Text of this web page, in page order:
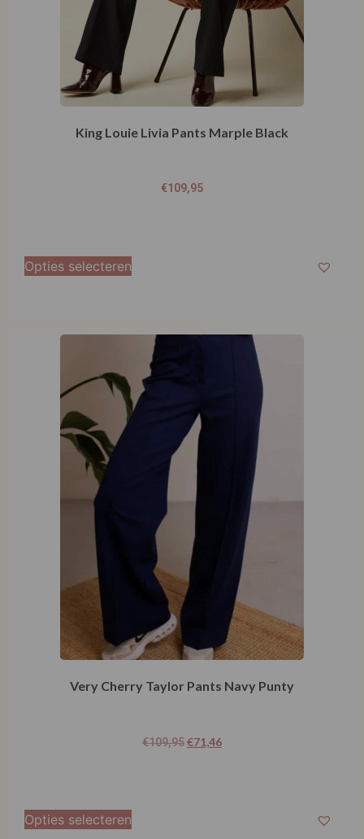
King Louie Livia Pants Marple Black
€109,95
Opties selecteren
Very Cherry Taylor Pants Navy Punty
€109,95€71,46
Opties selecteren